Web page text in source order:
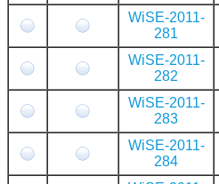
WiSE-2011-
281
WiSE-2011-
282
WiSE-2011-
283
WiSE-2011-
284